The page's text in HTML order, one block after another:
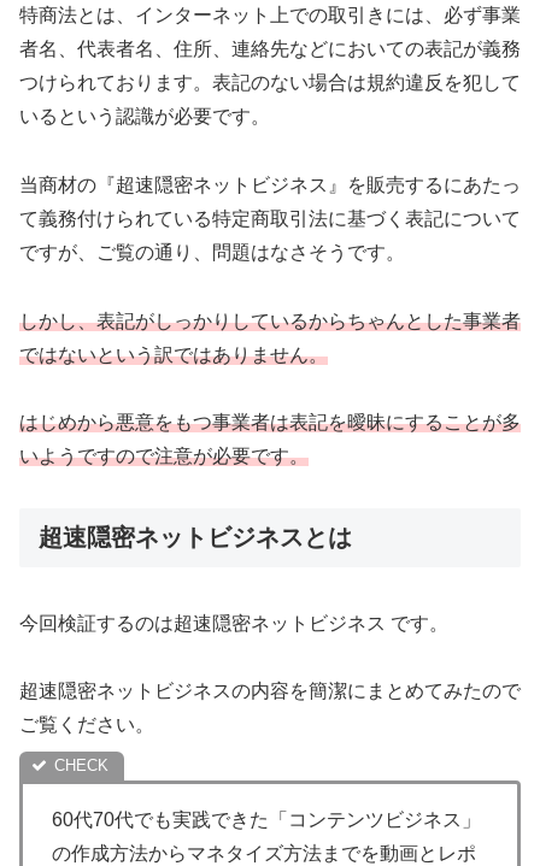
特商法とは、インターネット上での取引きには、必ず事業
者名、代表者名、住所、連絡先などにおいての表記が義務
つけられております。表記のない場合は規約違反を犯して
いるという認識が必要です。
当商材の『超速隠密ネットビジネス』を販売するにあたっ
て義務付けられている特定商取引法に基づく表記について
ですが、ご覧の通り、問題はなさそうです。
しかし、表記がしっかりしているからちゃんとした事業者
ではないという訳ではありません。
はじめから悪意をもつ事業者は表記を曖昧にすることが多
いようですので注意が必要です。
超速隠密ネットビジネスとは
今回検証するのは超速隠密ネットビジネス です。
超速隠密ネットビジネスの内容を簡潔にまとめてみたので
ご覧ください。
60代70代でも実践できた「コンテンツビジネス」
の作成方法からマネタイズ方法までを動画とレポ